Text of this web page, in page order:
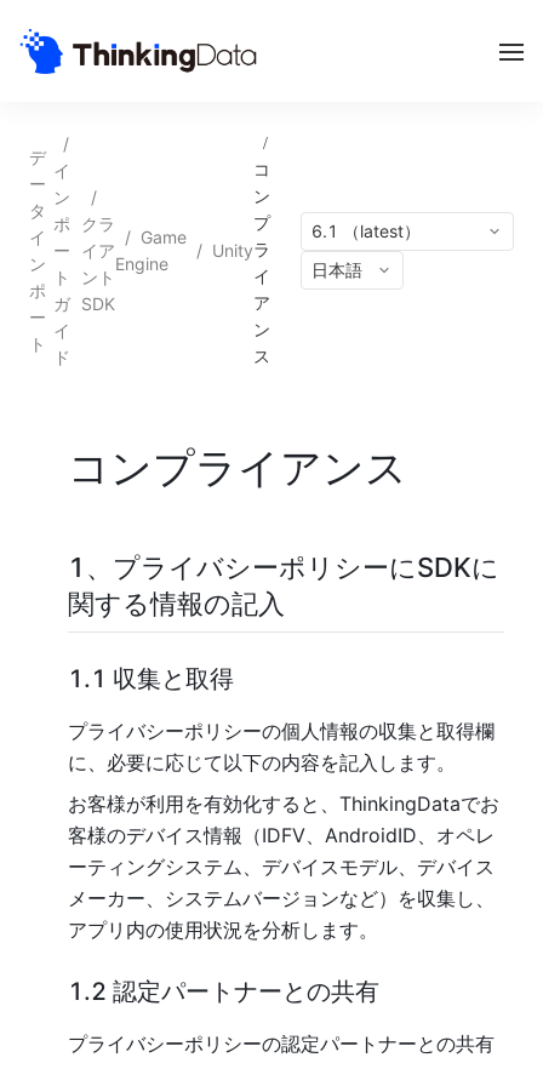
デ
ー
タ
イ
ン
ポ
ー
ト
/
イ
ン
ポ
ー
ト
ガ
イ
ド
/
クラ
イア
ント
SDK
/ Game
Engine
/ Unity
/
コ
ン
プ
ラ
イ
ア
ン
ス
6.1 （latest）
日本語
コンプライアンス
1、プライバシーポリシーにSDKに
関する情報の記入
1.1 収集と取得
プライバシーポリシーの個人情報の収集と取得欄
に、必要に応じて以下の内容を記入します。
お客様が利用を有効化すると、ThinkingDataでお
客様のデバイス情報（IDFV、AndroidID、オペレ
ーティングシステム、デバイスモデル、デバイス
メーカー、システムバージョンなど）を収集し、
アプリ内の使用状況を分析します。
1.2 認定パートナーとの共有
プライバシーポリシーの認定パートナーとの共有